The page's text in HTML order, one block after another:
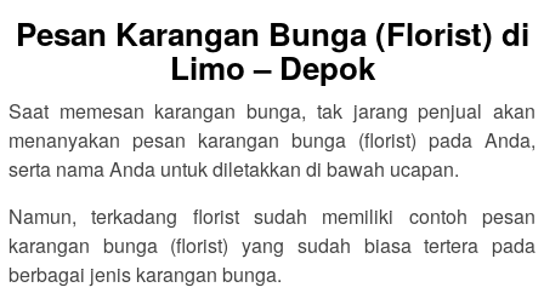
Pesan Karangan Bunga (Florist) di
Limo – Depok
Saat memesan karangan bunga, tak jarang penjual akan
menanyakan pesan karangan bunga (florist) pada Anda,
serta nama Anda untuk diletakkan di bawah ucapan.
Namun, terkadang florist sudah memiliki contoh pesan
karangan bunga (florist) yang sudah biasa tertera pada
berbagai jenis karangan bunga.